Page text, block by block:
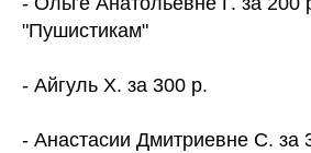
"Пушистикам"
- Айгуль Х. за 300 р.
- Анастасии Дмитриевне С. за